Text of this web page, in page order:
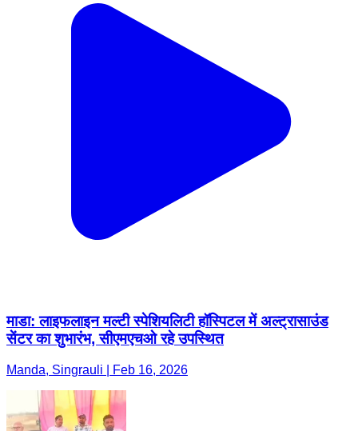
माडा: लाइफलाइन मल्टी स्पेशियलिटी हॉस्पिटल में अल्ट्रासाउंड
सेंटर का शुभारंभ, सीएमएचओ रहे उपस्थित
Manda, Singrauli | Feb 16, 2026